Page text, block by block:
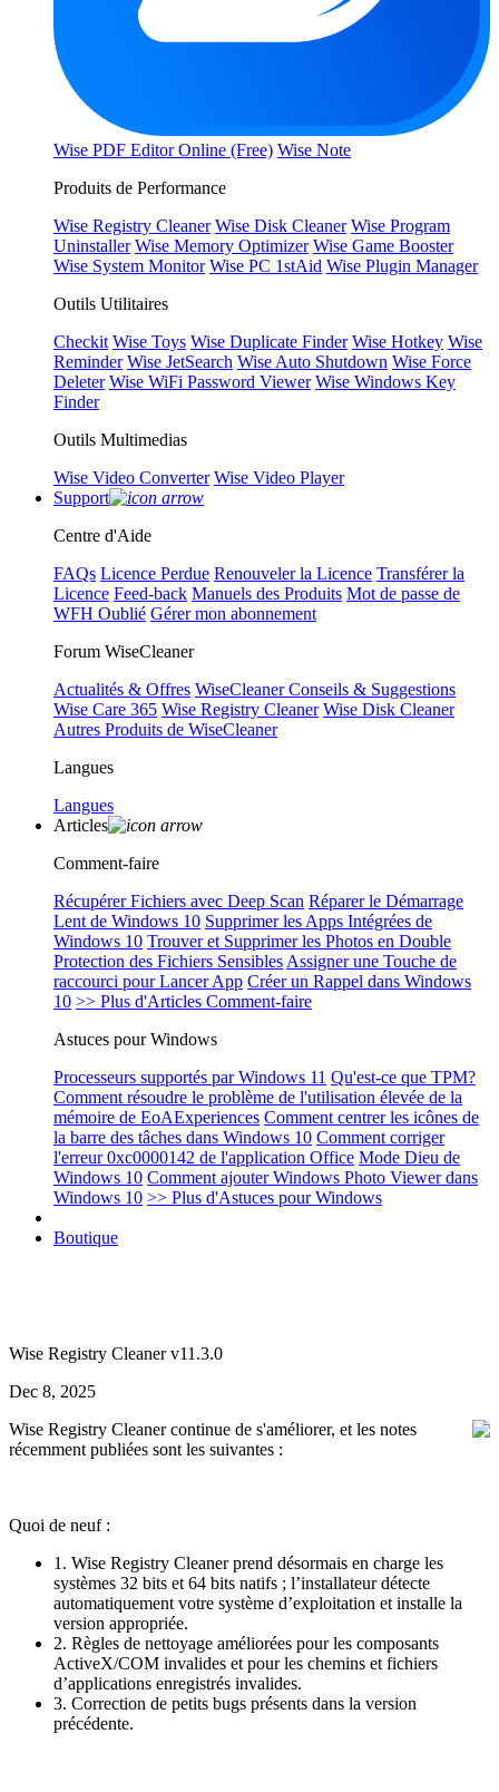
Wise PDF Editor Online (Free) Wise Note
Produits de Performance
Wise Registry Cleaner Wise Disk Cleaner Wise Program
Uninstaller Wise Memory Optimizer Wise Game Booster
Wise System Monitor Wise PC 1stAid Wise Plugin Manager
Outils Utilitaires
Checkit Wise Toys Wise Duplicate Finder Wise Hotkey Wise
Reminder Wise JetSearch Wise Auto Shutdown Wise Force
Deleter Wise WiFi Password Viewer Wise Windows Key
Finder
Outils Multimedias
Wise Video Converter Wise Video Player
Support
Centre d'Aide
FAQs Licence Perdue Renouveler la Licence Transférer la
Licence Feed-back Manuels des Produits Mot de passe de
WFH Oublié Gérer mon abonnement
Forum WiseCleaner
Actualités & Offres WiseCleaner Conseils & Suggestions
Wise Care 365 Wise Registry Cleaner Wise Disk Cleaner
Autres Produits de WiseCleaner
Langues
Langues
Articles
Comment-faire
Récupérer Fichiers avec Deep Scan Réparer le Démarrage
Lent de Windows 10 Supprimer les Apps Intégrées de
Windows 10 Trouver et Supprimer les Photos en Double
Protection des Fichiers Sensibles Assigner une Touche de
raccourci pour Lancer App Créer un Rappel dans Windows
10 >> Plus d'Articles Comment-faire
Astuces pour Windows
Processeurs supportés par Windows 11 Qu'est-ce que TPM?
Comment résoudre le problème de l'utilisation élevée de la
mémoire de EoAExperiences Comment centrer les icônes de
la barre des tâches dans Windows 10 Comment corriger
l'erreur 0xc0000142 de l'application Office Mode Dieu de
Windows 10 Comment ajouter Windows Photo Viewer dans
Windows 10 >> Plus d'Astuces pour Windows
Boutique
Wise Registry Cleaner v11.3.0
Dec 8, 2025
Wise Registry Cleaner continue de s'améliorer, et les notes
récemment publiées sont les suivantes :
Quoi de neuf :
1. Wise Registry Cleaner prend désormais en charge les
systèmes 32 bits et 64 bits natifs ; l’installateur détecte
automatiquement votre système d’exploitation et installe la
version appropriée.
2. Règles de nettoyage améliorées pour les composants
ActiveX/COM invalides et pour les chemins et fichiers
d’applications enregistrés invalides.
3. Correction de petits bugs présents dans la version
précédente.